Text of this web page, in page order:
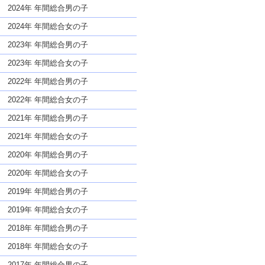
名前であっても奇抜すぎない
2024年 年間総合男の子
2024年 年間総合女の子
2023年 年間総合男の子
2023年 年間総合女の子
2022年 年間総合男の子
2022年 年間総合女の子
2021年 年間総合男の子
2021年 年間総合女の子
2020年 年間総合男の子
2020年 年間総合女の子
2019年 年間総合男の子
2019年 年間総合女の子
2018年 年間総合男の子
2018年 年間総合女の子